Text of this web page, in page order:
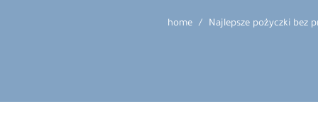
home Najlepsze pożyczki bez